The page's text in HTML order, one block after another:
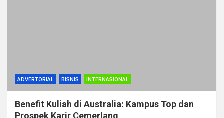
ADVERTORIAL BISNIS INTERNASIONAL
Benefit Kuliah di Australia: Kampus Top dan
Prospek Karir Cemerlang